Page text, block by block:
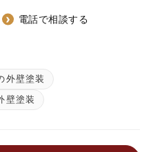
電話で相談する
外壁塗装
壁塗装